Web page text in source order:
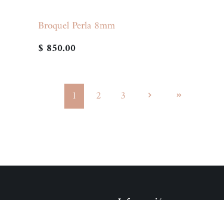
Broquel Perla 8mm
$ 850.00
1 2 3